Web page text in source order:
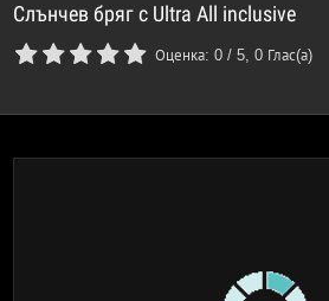
Слънчев бряг с Ultra All inclusive
Оценка:0 /5,0 Глас(а)